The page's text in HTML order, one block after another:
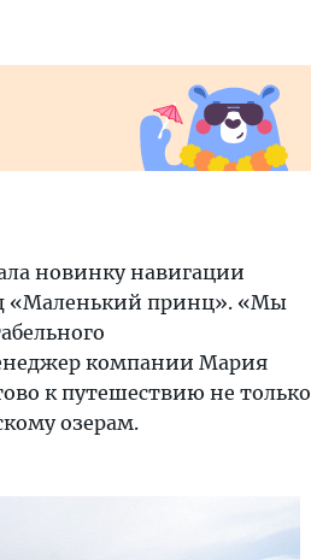
новинку навигации
«Маленький принц». «Мы
компании Мария
к путешествию не только
озерам.